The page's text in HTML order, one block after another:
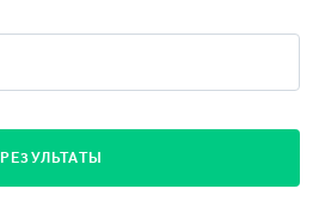
РЕЗУЛЬТАТЫ